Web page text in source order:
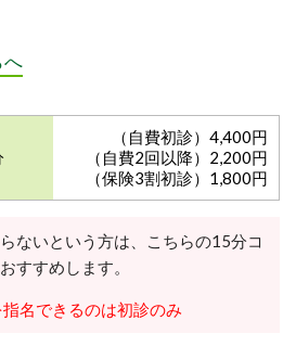
へ
（自費初診）4,400円
（自費2回以降）2,200円
（保険3割初診）1,800円
ないという方は、こちらの15分コ
すすめします。
名できるのは初診のみ